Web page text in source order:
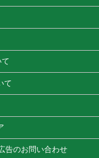
て
告のお問い合わせ